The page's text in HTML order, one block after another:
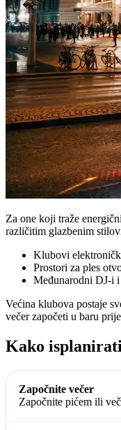
Za one koji traže
različitim glazbenim
Klubovi
Prostori za ples
Međunarodni DJ-i
Većina klubova postaje
večer započeti u baru
Kako
Započnite večer
Započnite pićem ili